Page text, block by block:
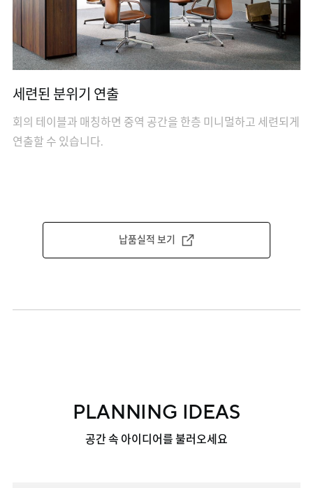
세련된 분위기 연출
회의 테이블과 매칭하면 중역 공간을 한층 미니멀하고 세련되게
연출할 수 있습니다.
납품실적 보기
PLANNING IDEAS
공간 속 아이디어를 불러오세요